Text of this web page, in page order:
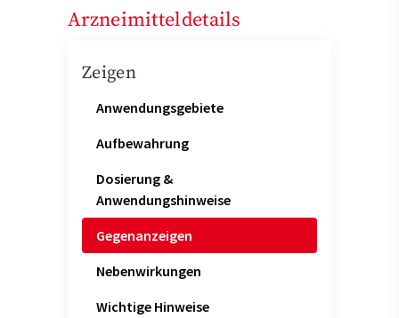
Arzneimitteldetails
Zeigen
Anwendungsgebiete
Aufbewahrung
Dosierung &
Anwendungshinweise
Gegenanzeigen
Nebenwirkungen
Wichtige Hinweise